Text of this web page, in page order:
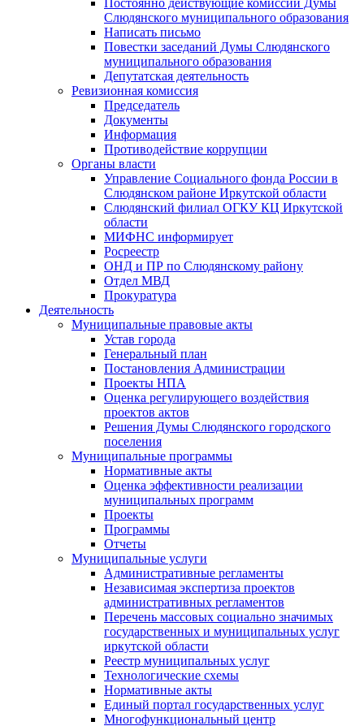
Постоянно действующие комиссии Думы
Слюдянского муниципального образования
Написать письмо
Повестки заседаний Думы Слюдянского
муниципального образования
Депутатская деятельность
Ревизионная комиссия
Председатель
Документы
Информация
Противодействие коррупции
Органы власти
Управление Социального фонда России в
Слюдянском районе Иркутской области
Слюдянский филиал ОГКУ КЦ Иркутской
области
МИФНС информирует
Росреестр
ОНД и ПР по Слюдянскому району
Отдел МВД
Прокуратура
Деятельность
Муниципальные правовые акты
Устав города
Генеральный план
Постановления Администрации
Проекты НПА
Оценка регулирующего воздействия
проектов актов
Решения Думы Слюдянского городского
поселения
Муниципальные программы
Нормативные акты
Оценка эффективности реализации
муниципальных программ
Проекты
Программы
Отчеты
Муниципальные услуги
Административные регламенты
Независимая экспертиза проектов
административных регламентов
Перечень массовых социально значимых
государственных и муниципальных услуг
иркутской области
Реестр муниципальных услуг
Технологические схемы
Нормативные акты
Единый портал государственных услуг
Многофункциональный центр